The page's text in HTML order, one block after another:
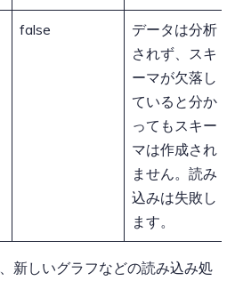
false
データは分析
されず、スキ
ーマが欠落し
ていると分か
ってもスキー
マは作成され
ません。読み
込みは失敗し
ます。
新しいグラフなどの読み込み処